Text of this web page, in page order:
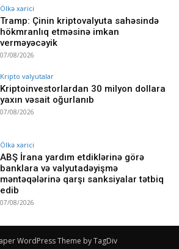
Ölkə xarici
Tramp: Çinin kriptovalyuta sahəsində
hökmranlıq etməsinə imkan
verməyəcəyik
07/08/2026
Kripto valyutalar
Kriptoinvestorlardan 30 milyon dollara
yaxın vəsait oğurlanıb
07/08/2026
Ölkə xarici
ABŞ İrana yardım etdiklərinə görə
banklara və valyutadəyişmə
məntəqələrinə qarşı sanksiyalar tətbiq
edib
07/08/2026
WordPress Theme by TagDiv